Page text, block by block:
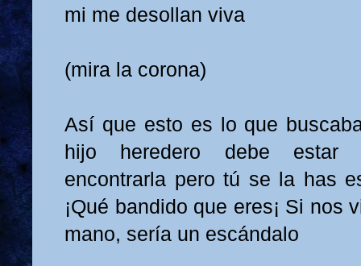
mi me desollan viva
(mira la corona)
Así que esto es lo que
hijo heredero debe estar
encontrarla pero tú se la has
¡Qué bandido que eres¡ Si nos
mano, sería un escándalo